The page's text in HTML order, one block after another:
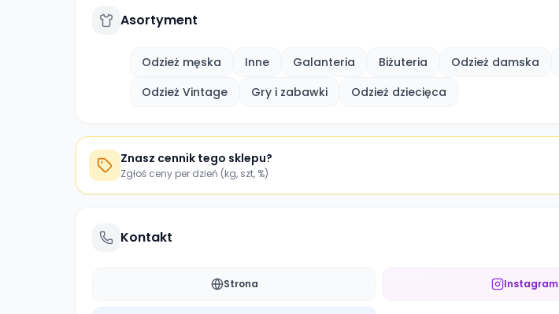
Asortyment
Odzież męska Inne Galanteria Biżuteria Odzież damska
Odzież Vintage
Gry i zabawki Odzież dziecięca
Znasz cennik tego sklepu?
Zgłoś ceny per dzień (kg, szt, %)
Kontakt
Strona Instagram